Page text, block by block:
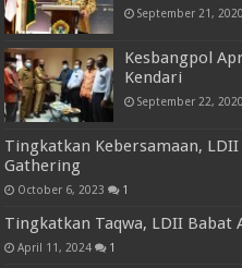
September 21, 2020
Kesbangpol
Kendari
September 22, 2020
Tingkatkan Kebersamaan,
Gathering
October 6, 2023 1
Tingkatkan Taqwa, LDII Babat
April 11, 2024 1